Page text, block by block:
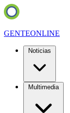
GENTEONLINE
Noticias
Multimedia